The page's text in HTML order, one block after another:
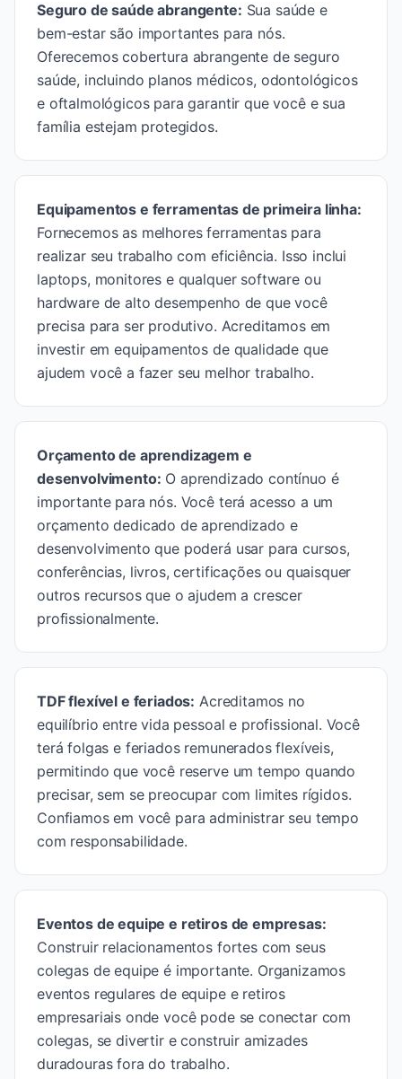
Seguro de saúde abrangente: Sua saúde e
bem-estar são importantes para nós.
Oferecemos cobertura abrangente de seguro
saúde, incluindo planos médicos, odontológicos
e oftalmológicos para garantir que você e sua
família estejam protegidos.
Equipamentos e ferramentas de primeira linha:
Fornecemos as melhores ferramentas para
realizar seu trabalho com eficiência. Isso inclui
laptops, monitores e qualquer software ou
hardware de alto desempenho de que você
precisa para ser produtivo. Acreditamos em
investir em equipamentos de qualidade que
ajudem você a fazer seu melhor trabalho.
Orçamento de aprendizagem e
desenvolvimento: O aprendizado contínuo é
importante para nós. Você terá acesso a um
orçamento dedicado de aprendizado e
desenvolvimento que poderá usar para cursos,
conferências, livros, certificações ou quaisquer
outros recursos que o ajudem a crescer
profissionalmente.
TDF flexível e feriados: Acreditamos no
equilíbrio entre vida pessoal e profissional. Você
terá folgas e feriados remunerados flexíveis,
permitindo que você reserve um tempo quando
precisar, sem se preocupar com limites rígidos.
Confiamos em você para administrar seu tempo
com responsabilidade.
Eventos de equipe e retiros de empresas:
Construir relacionamentos fortes com seus
colegas de equipe é importante. Organizamos
eventos regulares de equipe e retiros
empresariais onde você pode se conectar com
colegas, se divertir e construir amizades
duradouras fora do trabalho.